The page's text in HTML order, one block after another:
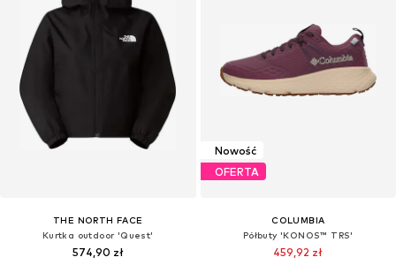
THE NORTH FACE
Kurtka outdoor 'Quest'
574,90 zł
Nowość
OFERTA
COLUMBIA
Półbuty 'KONOS™ TRS'
459,92 zł